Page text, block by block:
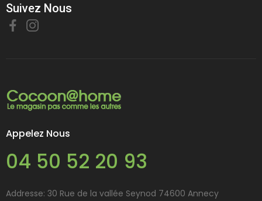
Suivez Nous
Appelez Nous
04 50 52 20 93
Addresse: 30 Rue de la vallée Seynod 74600 Annecy